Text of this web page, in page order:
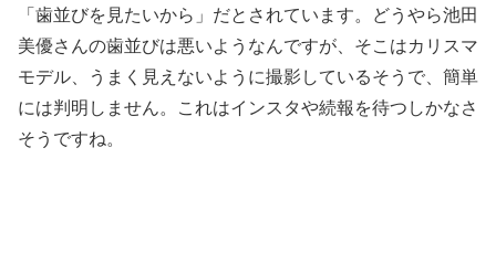
「歯並びを見たいから」だとされています。どうやら池田
美優さんの歯並びは悪いようなんですが、そこはカリスマ
モデル、うまく見えないように撮影しているそうで、簡単
には判明しません。これはインスタや続報を待つしかなさ
そうですね。